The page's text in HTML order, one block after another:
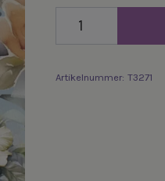
Artikelnummer: T3271